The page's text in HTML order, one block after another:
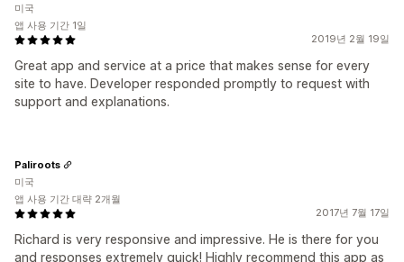
2019년 2월 19일
Great app and service at a price that makes sense for every
site to have. Developer responded promptly to request with
support and explanations.
미국
앱 사용 기간 1일
2017년 7월 17일
Richard is very responsive and impressive. He is there for you
and responses extremely quick! Highly recommend this app as
Paliroots
미국
앱 사용 기간 대략 2개월